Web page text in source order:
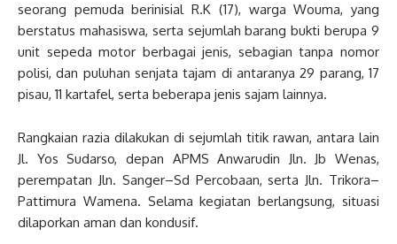
seorang pemuda berinisial R.K (17), warga Wouma, yang
berstatus mahasiswa, serta sejumlah barang bukti berupa 9
unit sepeda motor berbagai jenis, sebagian tanpa nomor
polisi, dan puluhan senjata tajam di antaranya 29 parang, 17
pisau, 11 kartafel, serta beberapa jenis sajam lainnya.
Rangkaian razia dilakukan di sejumlah titik rawan, antara lain
Jl. Yos Sudarso, depan APMS Anwarudin Jln. Jb Wenas,
perempatan Jln. Sanger–Sd Percobaan, serta Jln. Trikora–
Pattimura Wamena. Selama kegiatan berlangsung, situasi
dilaporkan aman dan kondusif.